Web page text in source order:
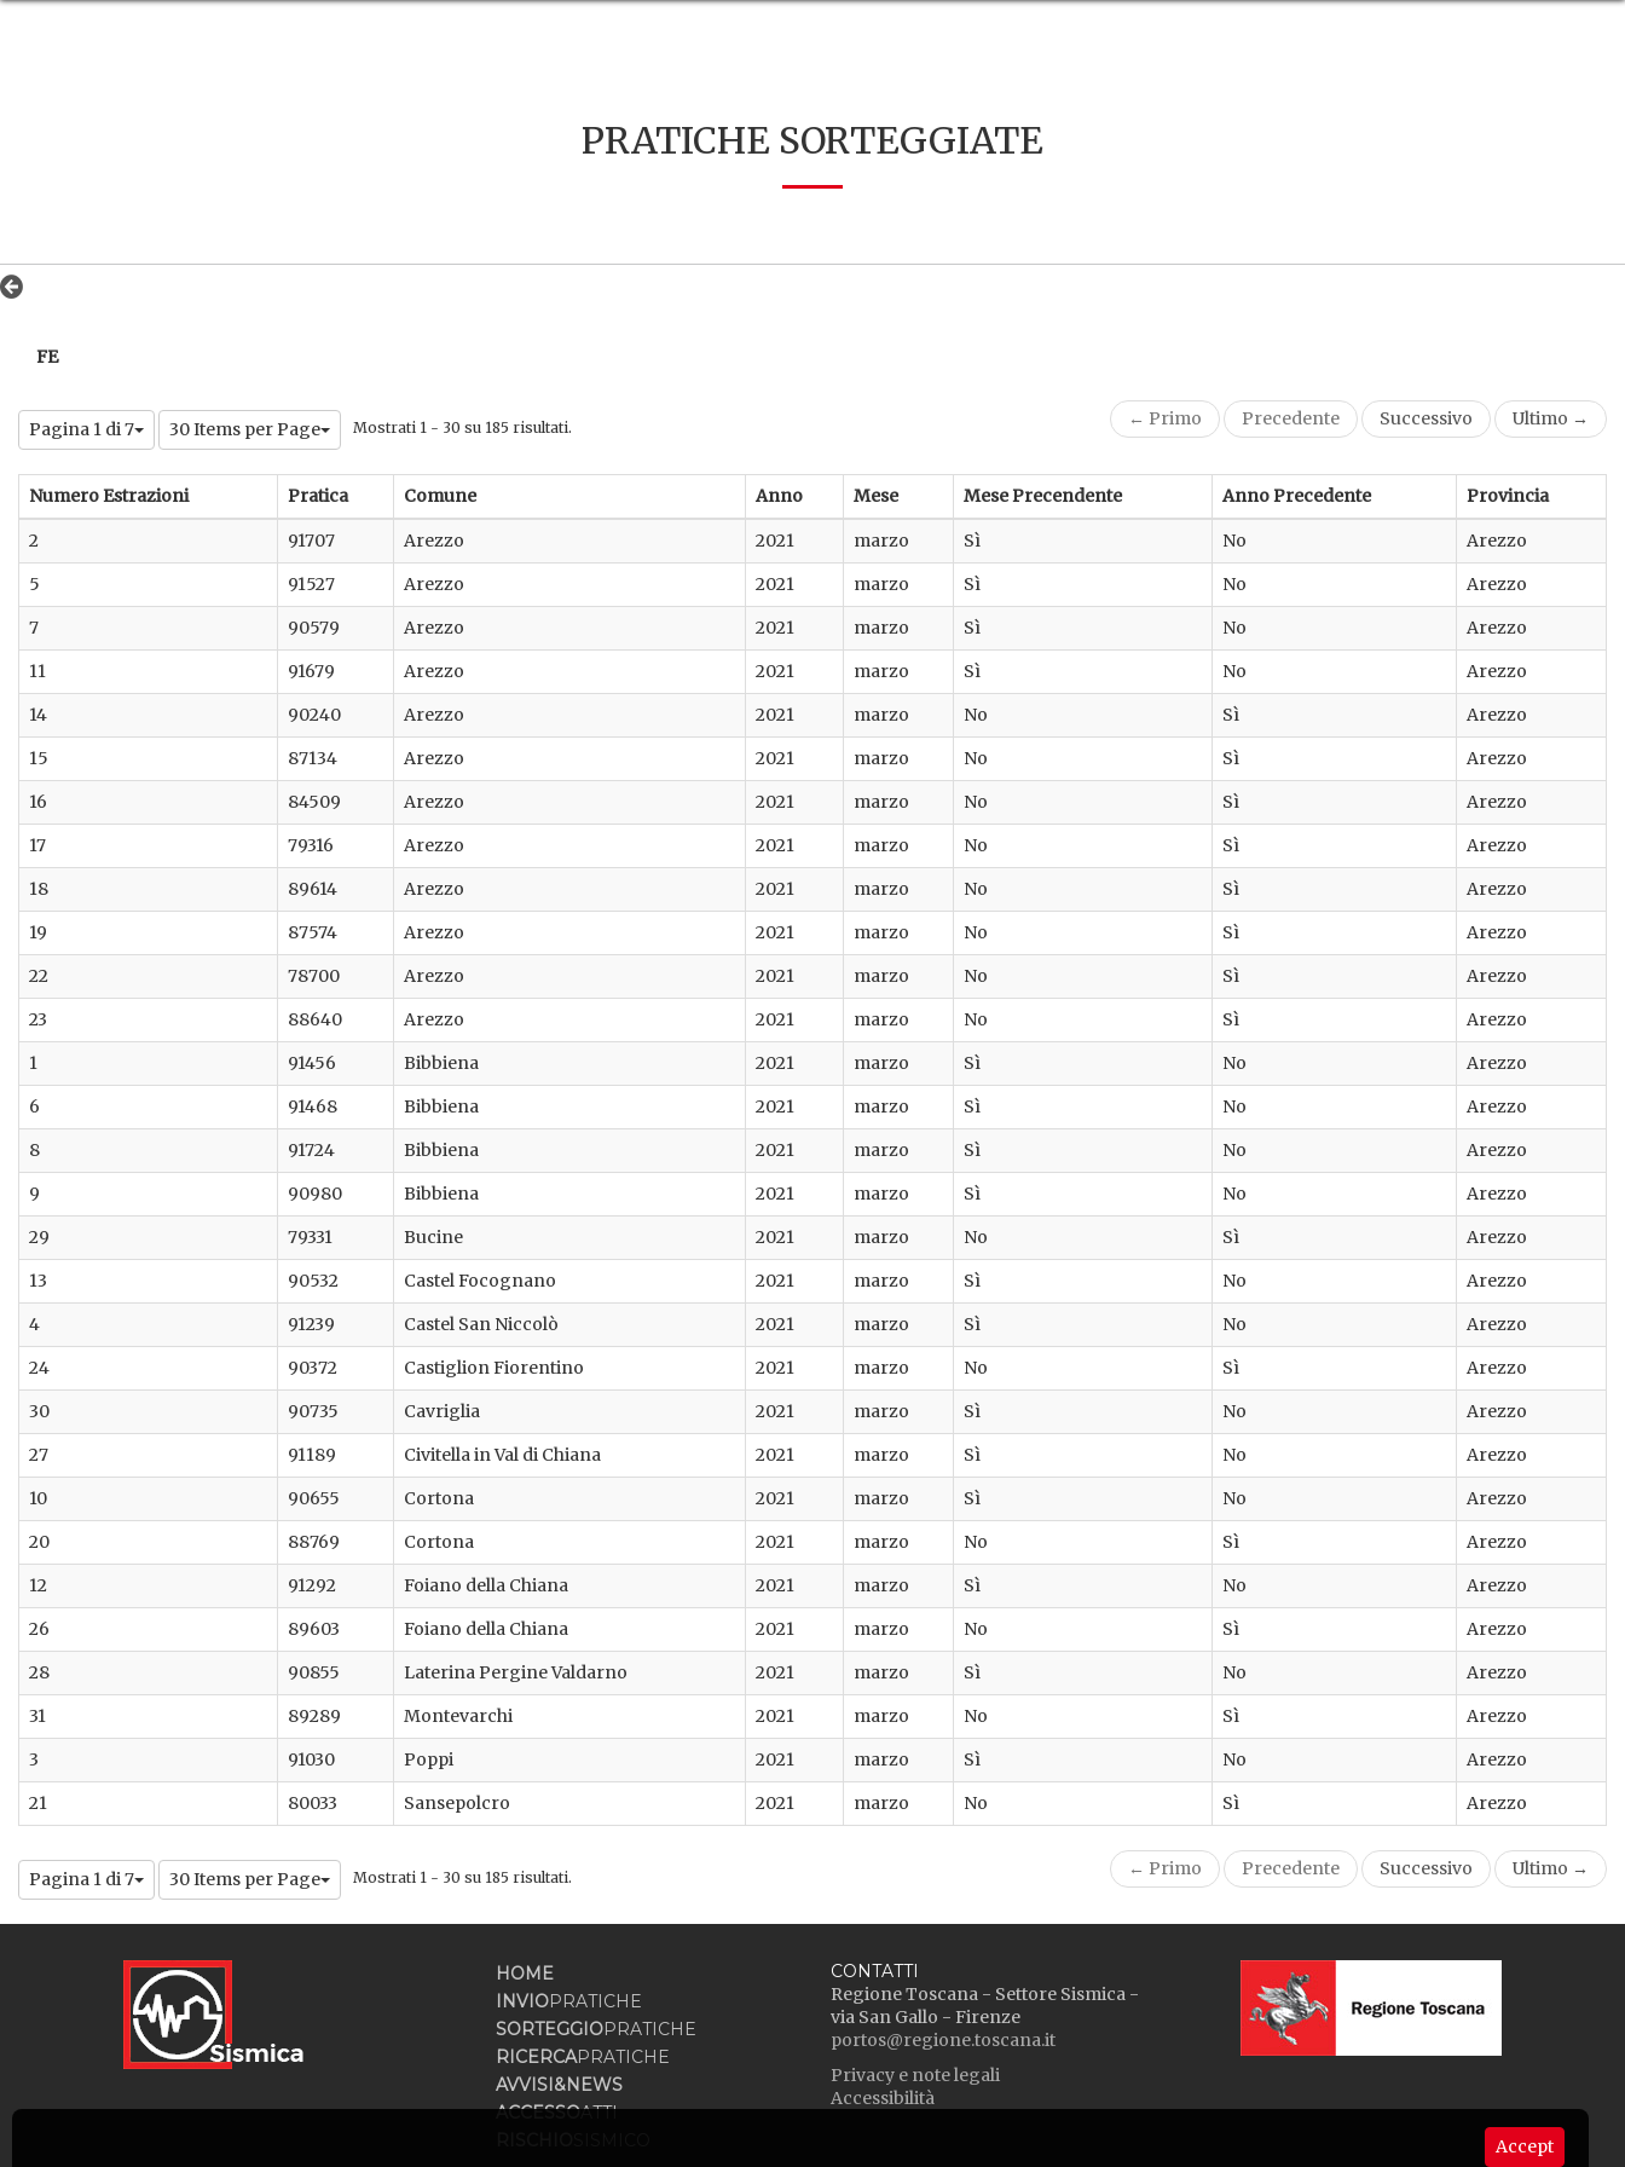
PRATICHE SORTEGGIATE
FE
Pagina 1 di 7 30 Items per Page Mostrati 1 - 30 su 185 risultati. ← Primo Precedente Successivo Ultimo →
Numero Estrazioni Pratica Comune Anno Mese Mese Precendente Anno Precedente Provincia
2 91707 Arezzo 2021 marzo Sì No
Arezzo
5
91527 Arezzo 2021 marzo Sì No
Arezzo
7
90579 Arezzo 2021 marzo Sì No
Arezzo
11
91679 Arezzo 2021 marzo Sì No
Arezzo
14
90240 Arezzo 2021 marzo No Sì
Arezzo
15
87134 Arezzo 2021 marzo No Sì
Arezzo
16
84509 Arezzo 2021 marzo No Sì
Arezzo
17
79316 Arezzo 2021 marzo No Sì
Arezzo
18
89614 Arezzo 2021 marzo No Sì
Arezzo
19
87574 Arezzo 2021 marzo No Sì
Arezzo
22
78700 Arezzo 2021 marzo No Sì
Arezzo
23
88640 Arezzo 2021 marzo No Sì
Arezzo
1
91456 Bibbiena 2021 marzo Sì No
Arezzo
6
91468 Bibbiena 2021 marzo Sì No
Arezzo
8
91724 Bibbiena 2021 marzo Sì No
Arezzo
9
90980 Bibbiena 2021 marzo Sì No
Arezzo
29
79331 Bucine 2021 marzo No Sì
Arezzo
13
90532 Castel Focognano 2021 marzo Sì No
Arezzo
4
91239 Castel San Niccolò 2021 marzo Sì No
Arezzo
24
90372 Castiglion Fiorentino 2021 marzo No Sì
Arezzo
30
90735 Cavriglia 2021 marzo Sì No
Arezzo
27
91189 Civitella in Val di Chiana 2021 marzo Sì No
Arezzo
10
90655 Cortona 2021 marzo Sì No
Arezzo
20
88769 Cortona 2021 marzo No Sì
Arezzo
12
91292 Foiano della Chiana 2021 marzo Sì No
Arezzo
26
89603 Foiano della Chiana 2021 marzo No Sì
Arezzo
28
90855 Laterina Pergine Valdarno 2021 marzo Sì No
Arezzo
31
89289 Montevarchi 2021 marzo No Sì
Arezzo
3
91030 Poppi 2021 marzo Sì No
Arezzo
21
80033 Sansepolcro 2021 marzo No Sì Arezzo
Pagina 1 di 7 30 Items per Page Mostrati 1 - 30 su 185 risultati. ← Primo Precedente Successivo Ultimo →
Accept
HOME
INVIOPRATICHE
SORTEGGIOPRATICHE
RICERCAPRATICHE
AVVISI&NEWS
ACCESSOATTI
CONTATTI
Regione Toscana - Settore Sismica -
via San Gallo - Firenze
portos@regione.toscana.it
Privacy e note legali
Accessibilità